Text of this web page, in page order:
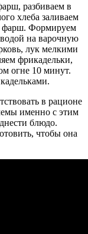
разбиваем в
хлеба заливаем
фарш. Формируем
на варочную
лук мелкими
фрикадельки,
огне 10 минут.
в рационе
именно с этим
блюдо.
чтобы она